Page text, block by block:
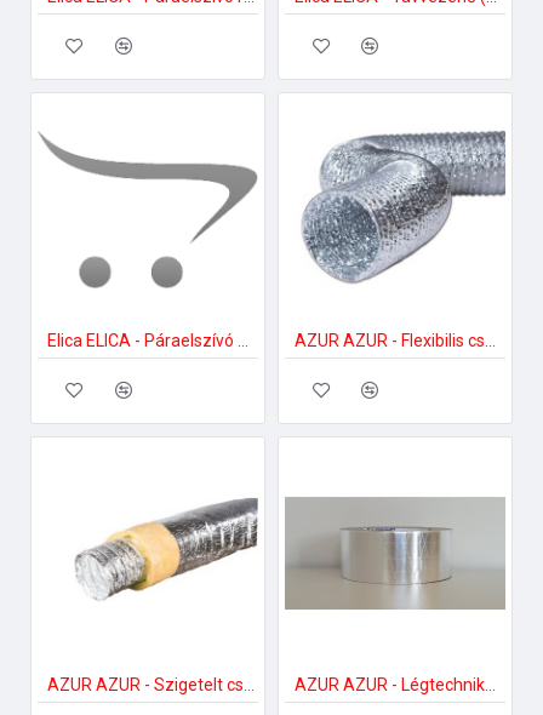
AZUR AZUR - Légtechnikai ragasztószalag 48 mm x 30 méter Kiegészítők páraelszívóhoz